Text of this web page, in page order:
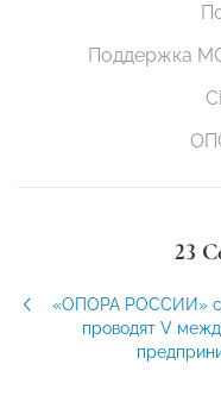
Поддержка
23
«ОПОРА РОССИИ»
проводят V